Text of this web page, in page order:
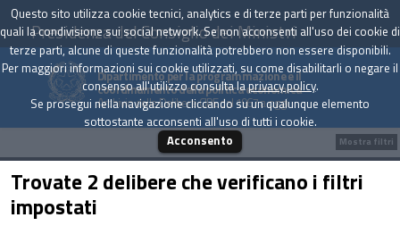
Presidenza del Consiglio dei Ministri
Dipartimento per la programmazione e il
coordinamento della politica economica
Archivio delle Delibere CIPE dal 1967 a oggi
Trovate 2 delibere che verificano i filtri
impostati
Mostra filtri
Questo sito utilizza cookie tecnici, analytics e di terze parti per funzionalità
quali la condivisione sui social network. Se non acconsenti all'uso dei cookie di
terze parti, alcune di queste funzionalità potrebbero non essere disponibili.
Per maggiori informazioni sui cookie utilizzati, su come disabilitarli o negare il
consenso all'utilizzo consulta laprivacy policy.
Se prosegui nella navigazione cliccando su un qualunque elemento
sottostante acconsenti all'uso di tutti i cookie.
Acconsento